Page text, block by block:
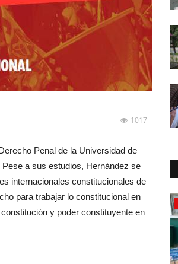
1017
Penal de la Universidad de
a sus estudios, Hernández se
internacionales constitucionales de
para trabajar lo constitucional en
y poder constituyente en